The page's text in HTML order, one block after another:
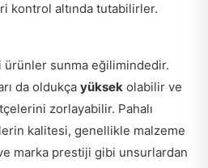
kontrol altında tutabilirler.
sunma eğilimindedir.
da oldukça yüksek olabilir ve
zorlayabilir. Pahalı
kalitesi, genellikle malzeme
marka prestiji gibi unsurlardan